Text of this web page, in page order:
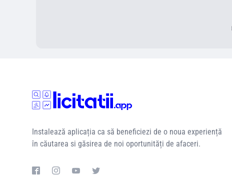
Instalează aplicația ca să beneficiezi de o noua experiență
în căutarea si găsirea de noi oportunități de afaceri.